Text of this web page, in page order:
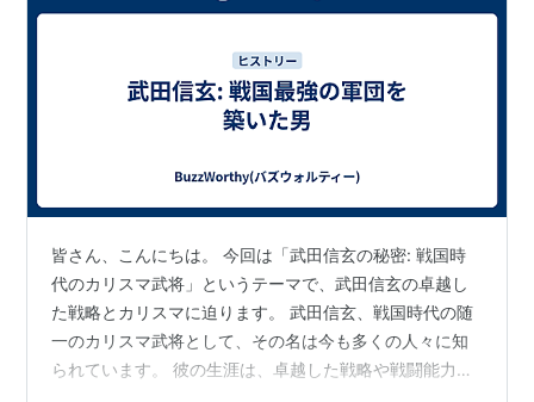
皆さん、こんにちは。 今回は「武田信玄の秘密: 戦国時
代のカリスマ武将」というテーマで、武田信玄の卓越し
た戦略とカリスマに迫ります。 武田信玄、戦国時代の随
一のカリスマ武将として、その名は今も多くの人々に知
られています。 彼の生涯は、卓越した戦略や戦闘能力、